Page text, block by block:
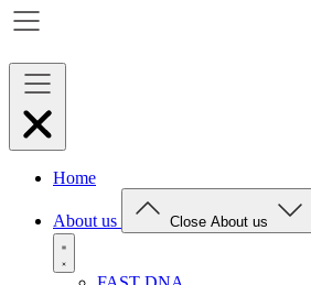
Home
About us Close About us